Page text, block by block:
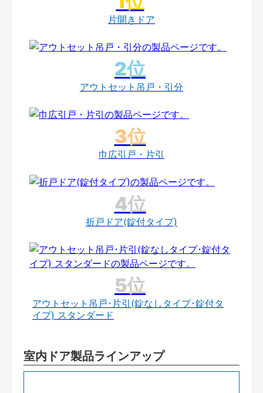
片開きドア
アウトセット吊戸・引分
巾広引戸・片引
折戸ドア(錠付タイプ)
アウトセット吊戸･片引(錠なしタイプ･錠付タ
イプ) スタンダード
室内ドア製品ラインアップ